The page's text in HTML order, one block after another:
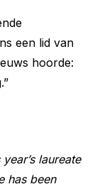
een lid van
hoorde:
laureate
has been